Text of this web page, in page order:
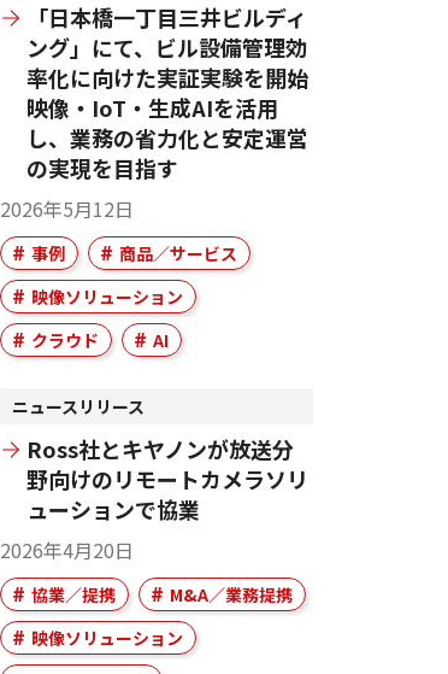
「日本橋一丁目三井ビルディ
ング」にて、ビル設備管理効
率化に向けた実証実験を開始
映像・IoT・生成AIを活用
し、業務の省力化と安定運営
の実現を目指す
2026年5月12日
事例
商品／サービス
映像ソリューション
クラウド
AI
ニュースリリース
Ross社とキヤノンが放送分
野向けのリモートカメラソリ
ューションで協業
2026年4月20日
協業／提携
M&A／業務提携
映像ソリューション